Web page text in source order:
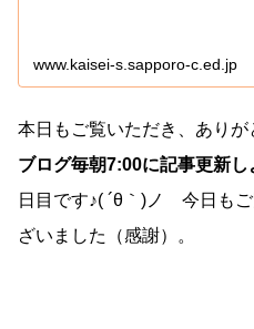
www.kaisei-s.sapporo-c.ed.jp
本日もご覧いただき、あり
ブログ毎朝7:00に記事更新し
日目です♪( ´θ｀)ノ 今日も
ざいました（感謝）。